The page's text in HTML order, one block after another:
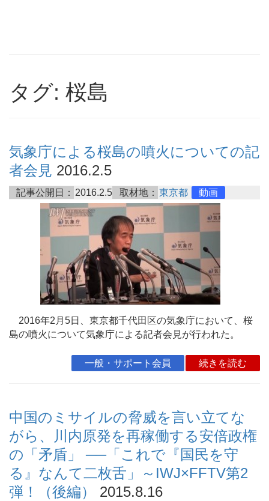
タグ: 桜島
気象庁による桜島の噴火についての記
者会見 2016.2.5
記事公開日： 2016.2.5 取材地： 東京都 動画
2016年2月5日、東京都千代田区の気象庁において、桜
島の噴火について気象庁による記者会見が行われた。
一般・サポート会員 続きを読む
中国のミサイルの脅威を言い立てな
がら、川内原発を再稼働する安倍政権
の「矛盾」 ──「これで『国民を守
る』なんて二枚舌」～IWJ×FFTV第2
弾！（後編）
2015.8.16